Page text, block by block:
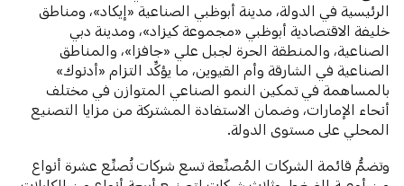
الرئيسية في الدولة، مدينة أبوظبي الصناعية «إيكاد»، ومناطق
خليفة الاقتصادية أبوظبي «مجموعة كيزاد»، ومدينة دبي
الصناعية، والمنطقة الحرة لجبل علي «جافزا»، والمناطق
الصناعية في الشارقة وأم القيوين، ما يؤكِّد التزام «أدنوك»
بالمساهمة في تمكين النمو الصناعي المتوازن في مختلف
أنحاء الإمارات، وضمان الاستفادة المشتركة من مزايا التصنيع
المحلي على مستوى الدولة.
وتضمُّ قائمة الشركات المُصنِّعة تسع شركات تُصنِّع عشرة أنواع